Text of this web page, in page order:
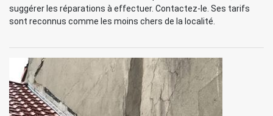
suggérer les réparations à effectuer. Contactez-le. Ses tarifs
sont reconnus comme les moins chers de la localité.